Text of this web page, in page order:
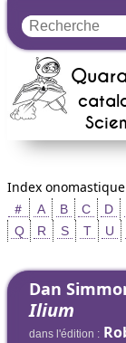
Index onomastique
＃ A B C D
Q
R S T U
Dan
Ilium
dans l'édition :